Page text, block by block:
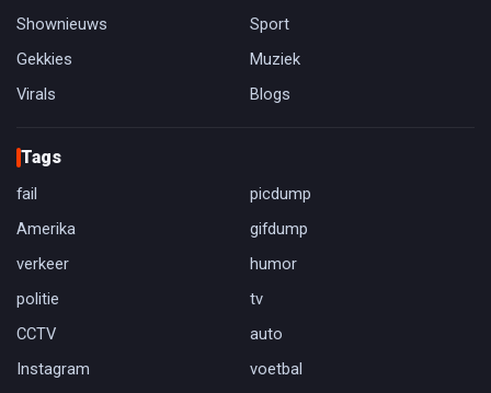
Shownieuws
Sport
Gekkies
Muziek
Virals
Blogs
Tags
fail
picdump
Amerika
gifdump
verkeer
humor
politie
tv
CCTV
auto
Instagram
voetbal